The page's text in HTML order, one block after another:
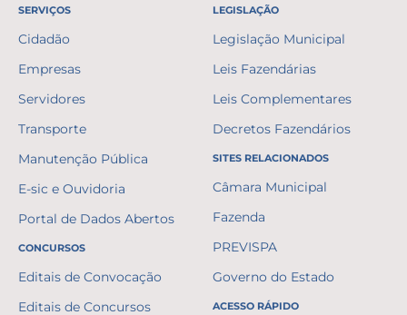
SERVIÇOS
Cidadão
Empresas
Servidores
Transporte
Manutenção Pública
E-sic e Ouvidoria
Portal de Dados Abertos
CONCURSOS
Editais de Convocação
Editais de Concursos
LEGISLAÇÃO
Legislação Municipal
Leis Fazendárias
Leis Complementares
Decretos Fazendários
SITES RELACIONADOS
Câmara Municipal
Fazenda
PREVISPA
Governo do Estado
ACESSO RÁPIDO